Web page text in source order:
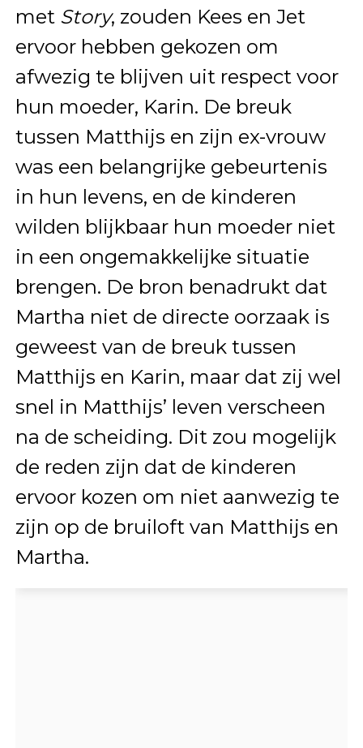
met Story, zouden Kees en Jet
ervoor hebben gekozen om
afwezig te blijven uit respect voor
hun moeder, Karin. De breuk
tussen Matthijs en zijn ex-vrouw
was een belangrijke gebeurtenis
in hun levens, en de kinderen
wilden blijkbaar hun moeder niet
in een ongemakkelijke situatie
brengen. De bron benadrukt dat
Martha niet de directe oorzaak is
geweest van de breuk tussen
Matthijs en Karin, maar dat zij wel
snel in Matthijs’ leven verscheen
na de scheiding. Dit zou mogelijk
de reden zijn dat de kinderen
ervoor kozen om niet aanwezig te
zijn op de bruiloft van Matthijs en
Martha.